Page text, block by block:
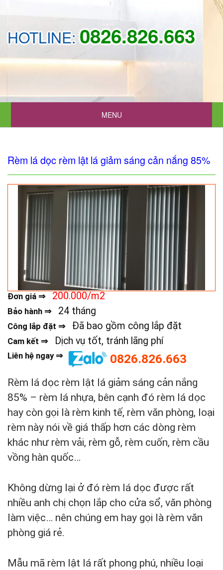
HOTLINE:0826.826.663
MENU
Rèm lá dọc rèm lật lá giảm sáng cản nắng 85%
Đơn giá ⇒ 200.000/m2
Bảo hành ⇒ 24 tháng
Công lắp đặt ⇒ Đã bao gồm công lắp đặt
Cam kết ⇒ Dịch vụ tốt, tránh lãng phí
Liên hệ ngay ⇒ 0826.826.663
Rèm lá dọc rèm lật lá giảm sáng cản nắng
85% – rèm lá nhựa, bên cạnh đó rèm lá dọc
hay còn gọi là rèm kinh tế, rèm văn phòng, loại
rèm này nói về giá thấp hơn các dòng rèm
khác như rèm vải, rèm gỗ, rèm cuốn, rèm cầu
vồng hàn quốc…
Không dừng lại ở đó rèm lá dọc được rất
nhiều anh chị chọn lắp cho cửa sổ, văn phòng
làm việc… nên chúng em hay gọi là rèm văn
phòng giá rẻ.
Mẫu mã rèm lật lá rất phong phú, nhiều loại